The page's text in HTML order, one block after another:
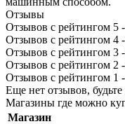
Отзывы
Отзывов с рейтингом 5 -
Отзывов с рейтингом 4 -
Отзывов с рейтингом 3 -
Отзывов с рейтингом 2 -
Отзывов с рейтингом 1 -
Еще нет отзывов,
Магазины где можно
Магазин